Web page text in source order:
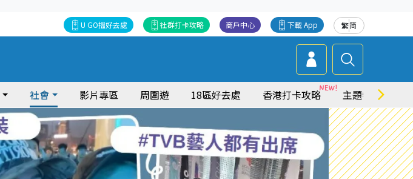
繁简
下載 App
商戶中心
社群打卡攻略
U GO搵好去處
社會 影片專區 周圍遊 18區好去處 香港打卡攻略 主題特集